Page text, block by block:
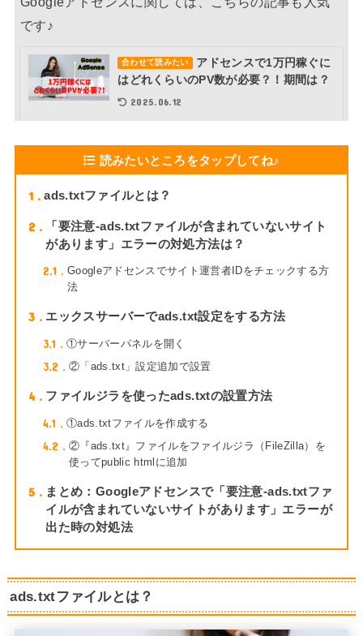
です♪
合わせて読みたい
アドセンスで1万円稼ぐに
はどれくらいのPV数が必要？！期間は？
2025.06.12
読みたいところをタップしてね♪
1 ads.txtファイルとは？
2
「要注意-ads.txtファイルが含まれていないサイト
があります」エラーの対処方法は？
2.1
Googleアドセンスでサイト運営者IDをチェックする方
法
3 エックスサーバーでads.txt設定をする方法
3.1 ①サーバーパネルを開く
3.2 ②「ads.txt」設定追加で設置
4 ファイルジラを使ったads.txtの設置方法
4.1 ①ads.txtファイルを作成する
4.2
②『ads.txt』ファイルをファイルジラ（FileZilla）を
使ってpublic htmlに追加
5
まとめ：Googleアドセンスで「要注意-ads.txtファ
イルが含まれていないサイトがあります」エラーが
出た時の対処法
ads.txtファイルとは？